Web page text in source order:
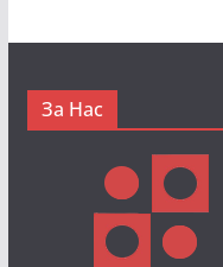
За Нас